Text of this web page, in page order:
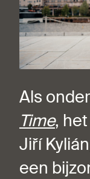
Als
Time,
Jiří
een